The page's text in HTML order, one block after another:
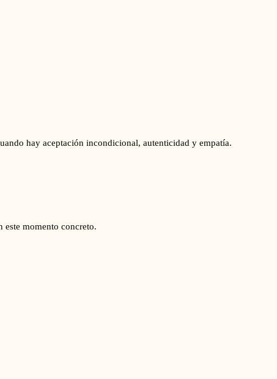
hay aceptación incondicional, autenticidad y empatía.
este momento concreto.